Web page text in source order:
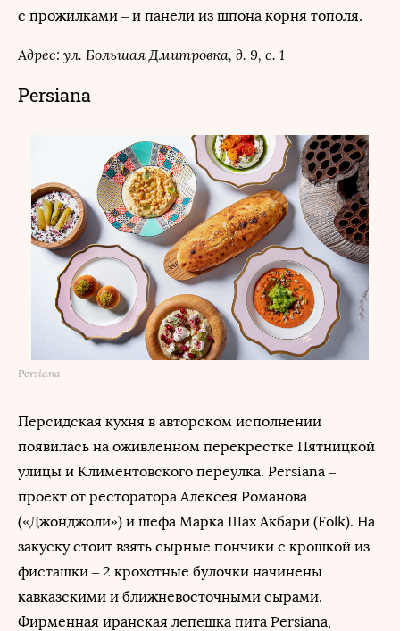
с прожилками – и панели из шпона корня тополя.
Адрес: ул. Большая Дмитровка, д. 9, с. 1
Persiana
Persiana
Персидская кухня в авторском исполнении
появилась на оживленном перекрестке Пятницкой
улицы и Климентовского переулка. Persiana –
проект от ресторатора Алексея Романова
(«Джонджоли») и шефа Марка Шах Акбари (Folk). На
закуску стоит взять сырные пончики с крошкой из
фисташки – 2 крохотные булочки начинены
кавказскими и ближневосточными сырами.
Фирменная иранская лепешка пита Persiana,